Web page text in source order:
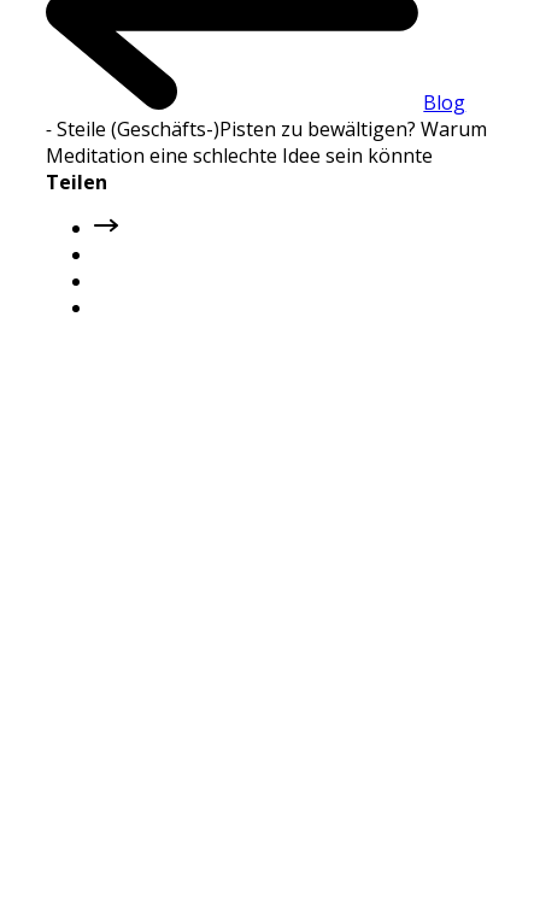
Blog
-Steile (Geschäfts-)Pisten zu bewältigen? Warum
Meditation eine schlechte Idee sein könnte
Teilen